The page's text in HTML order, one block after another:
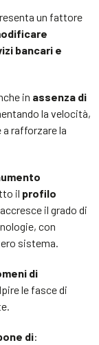
un fattore
bancari e
in assenza di
la velocità,
rafforzare la
il profilo
il grado di
con
sistema.
di
le fasce di
di: